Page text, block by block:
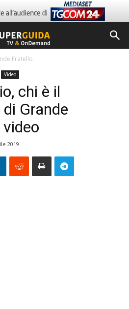
Fratello
Video
chi è il
Grande
2019